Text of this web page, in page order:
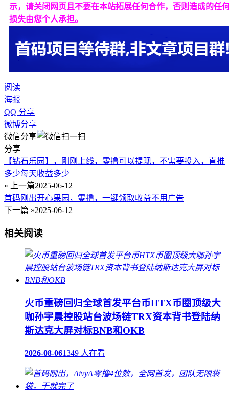
示，请关闭网页且不要在本站拓展任何合作，否则造成的任
损失由您个人承担。
阅读
海报
QQ 分享
微博分享
微信分享
分享
【钻石乐园】，刚刚上线，零撸可以提现，不需要投入，直推
多少每天收益多少
« 上一篇2025-06-12
首码刚出开心果园，零撸，一键领取收益不用广告
下一篇 »2025-06-12
相关阅读
火币重磅回归全球首发平台币HTX币圈顶级大
咖孙宇晨控股站台波场链TRX资本背书登陆纳
斯达克大屏对标BNB和OKB
2026-08-061349 人在看